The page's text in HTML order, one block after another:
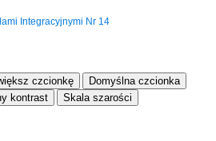
czcionkę
Domyślna czcionka
kontrast
Skala szarości